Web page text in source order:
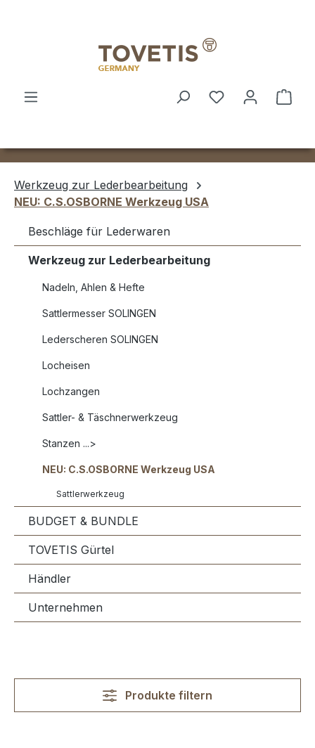
Werkzeug zur Lederbearbeitung
NEU: C.S.OSBORNE Werkzeug USA
Beschläge für Lederwaren
Werkzeug zur Lederbearbeitung
Nadeln, Ahlen & Hefte
Sattlermesser SOLINGEN
Lederscheren SOLINGEN
Locheisen
Lochzangen
Sattler- & Täschnerwerkzeug
Stanzen ...>
NEU: C.S.OSBORNE Werkzeug USA
Sattlerwerkzeug
BUDGET & BUNDLE
TOVETIS Gürtel
Händler
Unternehmen
Produkte filtern